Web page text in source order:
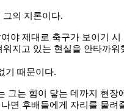
의 지론이다.
야 제대로 축구가 보이기 시
지고 있는 현실을 안타까워
기 때문이다.
그는 힘이 닿는 데까지 현장에
면 후배들에게 자리를 물려